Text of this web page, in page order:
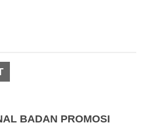
BADAN PROMOSI